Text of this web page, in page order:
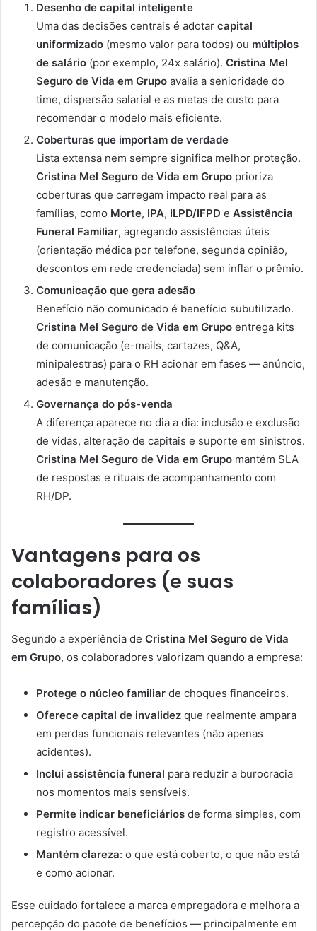
Desenho de capital inteligente
Uma das decisões centrais é adotar capital
uniformizado (mesmo valor para todos) ou múltiplos
de salário (por exemplo, 24x salário). Cristina Mel
Seguro de Vida em Grupo avalia a senioridade do
time, dispersão salarial e as metas de custo para
recomendar o modelo mais eficiente.
Coberturas que importam de verdade
Lista extensa nem sempre significa melhor proteção.
Cristina Mel Seguro de Vida em Grupo prioriza
coberturas que carregam impacto real para as
famílias, como Morte, IPA, ILPD/IFPD e Assistência
Funeral Familiar, agregando assistências úteis
(orientação médica por telefone, segunda opinião,
descontos em rede credenciada) sem inflar o prêmio.
Comunicação que gera adesão
Benefício não comunicado é benefício subutilizado.
Cristina Mel Seguro de Vida em Grupo entrega kits
de comunicação (e-mails, cartazes, Q&A,
minipalestras) para o RH acionar em fases — anúncio,
adesão e manutenção.
Governança do pós-venda
A diferença aparece no dia a dia: inclusão e exclusão
de vidas, alteração de capitais e suporte em sinistros.
Cristina Mel Seguro de Vida em Grupo mantém SLA
de respostas e rituais de acompanhamento com
RH/DP.
Vantagens para os
colaboradores (e suas
famílias)
Segundo a experiência de Cristina Mel Seguro de Vida
em Grupo, os colaboradores valorizam quando a empresa:
Protege o núcleo familiar de choques financeiros.
Oferece capital de invalidez que realmente ampara
em perdas funcionais relevantes (não apenas
acidentes).
Inclui assistência funeral para reduzir a burocracia
nos momentos mais sensíveis.
Permite indicar beneficiários de forma simples, com
registro acessível.
Mantém clareza: o que está coberto, o que não está
e como acionar.
Esse cuidado fortalece a marca empregadora e melhora a
percepção do pacote de benefícios — principalmente em